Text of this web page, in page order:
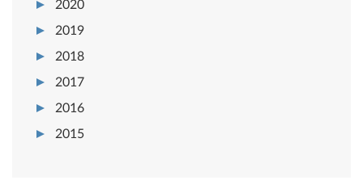
2020
2019
2018
2017
2016
2015